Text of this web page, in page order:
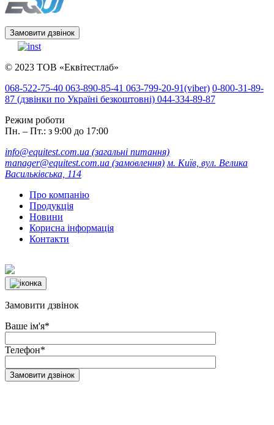
Замовити дзвінок
© 2023 ТОВ «Еквітестлаб»
068-522-75-40 063-890-85-41 063-799-20-91(viber) 0-800-31-89-
87 (дзвінки по Україні безкоштовні) 044-334-89-87
Режим роботи
Пн. – Пт.: з 9:00 до 17:00
info@equitest.com.ua (загальні питання)
manager@equitest.com.ua (замовлення) м. Київ, вул. Велика
Васильківська, 114
Про компанію
Продукція
Новини
Корисна інформація
Контакти
Замовити дзвінок
Ваше ім'я*
Телефон*
Замовити дзвінок